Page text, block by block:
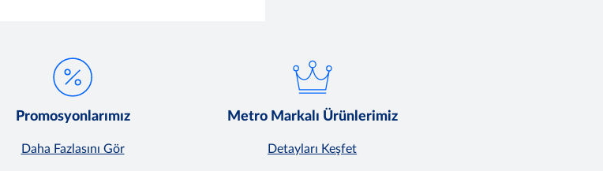
Promosyonlarımız
Daha Fazlasını Gör
Metro Markalı Ürünlerimiz
Detayları Keşfet